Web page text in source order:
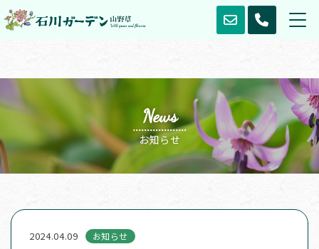
News
お知らせ
2024.04.09 お知らせ